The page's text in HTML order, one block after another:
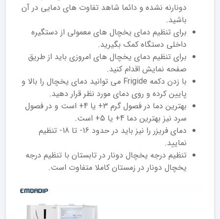
دونارنه نشده و دائما شاهد تفاوت های دمایی در آن
باشید.
برای تنظیم دمای یخچال های معمولی از دستگیره
داخلی دستگاه کمک بگیرید.
برای تنظیم دمای یخچال های امروزی باید از طریق
صفحه نمایش اقدام کنید.
با زدن دکمه Frigide می توانید دمای یخچال را بالا و
پایین کرده و روی دمای مورد نظر قرار دهید.
بهترین دما در فصول گرم 3+ یا 4+ است و در فصول
سرد نیز بهترین دما 4+ یا 5+ است.
دمای فریزر را نیز باید در حدود 16- تا 18- تنظیم
نمایید.
تنظیم درجه یخچال دونار در تابستان با تنظیم درجه
یخچال دونار در زمستان کاملا متفاوت است.